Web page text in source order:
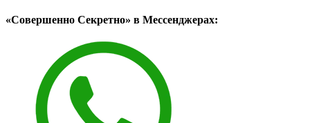
«Совершенно Секретно» в Мессенджерах: